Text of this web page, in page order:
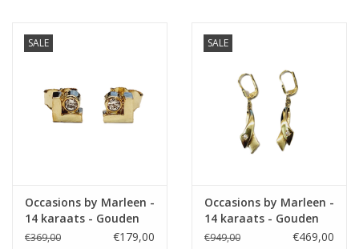
SALE
Occasions by Marleen -
14 karaats - Gouden
oorknoppen - Zirkonia
€369,00 €179,00
SALE
Occasions by Marleen -
14 karaats - Gouden
oorhangers - Zirkonia
€949,00 €469,00